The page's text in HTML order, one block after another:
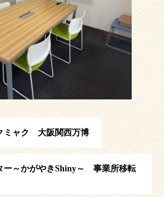
ミャク 大阪関西万博
ー～かがやきShiny～ 事業所移転